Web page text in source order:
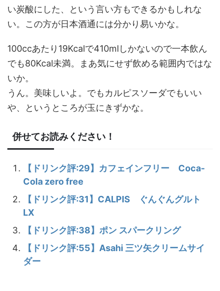
い炭酸にした、という言い方もできるかもしれな
い。この方が日本酒通には分かり易いかな。
100ccあたり19Kcalで410mlしかないので一本飲ん
でも80Kcal未満。まあ気にせず飲める範囲内ではな
いか。
うん。美味しいよ。でもカルピスソーダでもいい
や、というところが玉にきずかな。
併せてお読みください！
【ドリンク評:29】カフェインフリー Coca-
Cola zero free
【ドリンク評:31】CALPIS ぐんぐんグルト
LX
【ドリンク評:38】ポン スパークリング
【ドリンク評:55】Asahi 三ツ矢クリームサイ
ダー